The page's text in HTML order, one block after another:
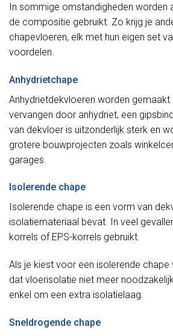
In sommige omstandigheden worden
de compositie gebruikt. Zo krijg je
chapevloeren, elk met hun eigen set
voordelen.
Anhydrietchape
Anhydrietdekvloeren worden
vervangen door anhydriet, een
van dekvloer is uitzonderlijk sterk en
grotere bouwprojecten zoals
garages.
Isolerende chape
Isolerende chape is een vorm van
isolatiemateriaal bevat. In veel
korrels of EPS-korrels gebruikt.
Als je kiest voor een isolerende chape
dat vloerisolatie niet meer
enkel om een extra isolatielaag.
Sneldrogende chape